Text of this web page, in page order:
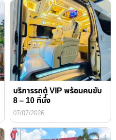
บริการรถตู้ VIP พร้อมคนขับ
8 – 10 ที่นั่ง
07/07/2026